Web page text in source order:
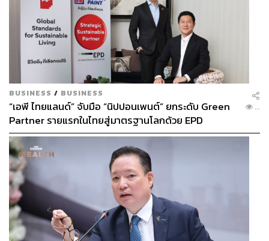
BUSINESS / BUSINESS
“เอพี ไทยแลนด์” จับมือ “นิปปอนเพนต์” ยกระดับ Green
Partner รายแรกในไทยสู่มาตรฐานโลกด้วย EPD
International พร้อมชูแนวคิด Global Standards for
Global Sustainable Living ส่งมอบบ้านคุณภาพ ลด
ผลกระทบต่อสิ่งแวดล้อม พร้อมปั้นนักออกแบบที่ใส่ใจโลก
...